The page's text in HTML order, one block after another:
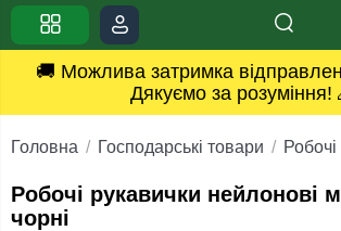
🚚 Можлива затримка
Дякуємо за розуміння!
Головна Господарські товари
Робочі рукавички нейлонові
чорні